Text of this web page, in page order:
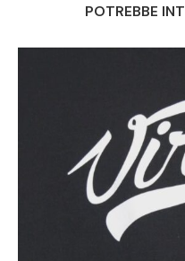
POTREBBE